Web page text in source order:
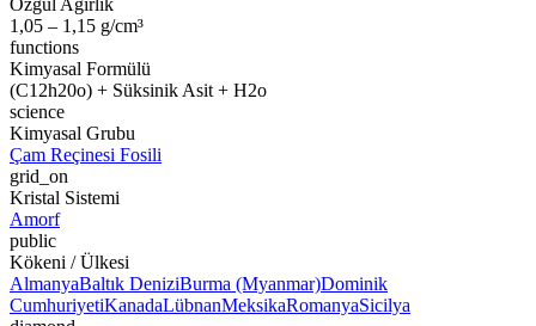
Özgül Ağırlık
1,05 – 1,15 g/cm³
functions
Kimyasal Formülü
(C12h20o) + Süksinik Asit + H2o
science
Kimyasal Grubu
Çam Reçinesi Fosili
grid_on
Kristal Sistemi
Amorf
public
Kökeni / Ülkesi
AlmanyaBaltık DeniziBurma (Myanmar)Dominik
CumhuriyetiKanadaLübnanMeksikaRomanyaSicilya